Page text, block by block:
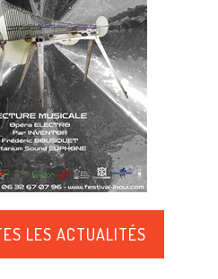
LES ACTUALITÉS